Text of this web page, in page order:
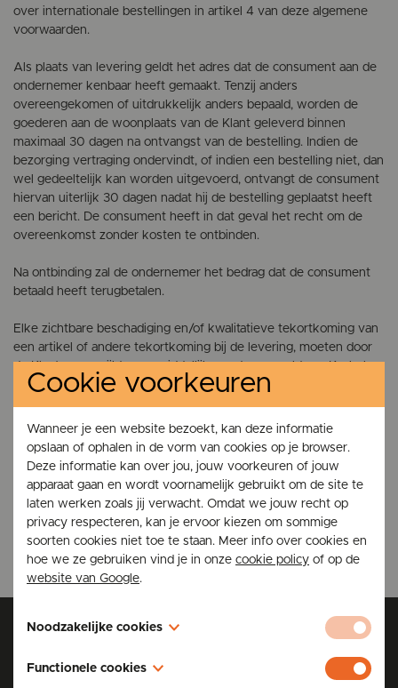
over internationale bestellingen in artikel 4 van deze algemene
voorwaarden.
Als plaats van levering geldt het adres dat de consument aan de
ondernemer kenbaar heeft gemaakt. Tenzij anders
overeengekomen of uitdrukkelijk anders bepaald, worden de
goederen aan de woonplaats van de Klant geleverd binnen
maximaal 30 dagen na ontvangst van de bestelling. Indien de
bezorging vertraging ondervindt, of indien een bestelling niet, dan
wel gedeeltelijk kan worden uitgevoerd, ontvangt de consument
hiervan uiterlijk 30 dagen nadat hij de bestelling geplaatst heeft
een bericht. De consument heeft in dat geval het recht om de
overeenkomst zonder kosten te ontbinden.
Na ontbinding zal de ondernemer het bedrag dat de consument
betaald heeft terugbetalen.
Elke zichtbare beschadiging en/of kwalitatieve tekortkoming van
een artikel of andere tekortkoming bij de levering, moeten door
TFE.
Het risico wegens verlies of beschadiging gaat over op de Klant
vanaf hij (of een door hem aangewezen derde partij, die niet de
vervoerder is) de goederen fysiek in bezit heeft gekregen. Het
risico gaat echter al over op de Klant bij levering aan de
vervoerder, als de vervoerder van de Klant de opdracht heeft
gekregen de goederen te vervoeren en deze keuze niet door
Kachels TFE was geboden.
Blijf op de hoogte van promoties & nieuws
Cookie voorkeuren
Wanneer je een website bezoekt, kan deze informatie
opslaan of ophalen in de vorm van cookies op je browser.
Deze informatie kan over jou, jouw voorkeuren of jouw
apparaat gaan en wordt voornamelijk gebruikt om de site te
laten werken zoals jij verwacht. Omdat we jouw recht op
privacy respecteren, kan je ervoor kiezen om sommige
soorten cookies niet toe te staan. Meer info over cookies en
hoe we ze gebruiken vind je in onze cookie policy of op de
website van Google.
Noodzakelijke cookies
Deze cookies zijn nodig voor de werking van de website en
kunnen niet worden uitgeschakeld in onze systemen. U kunt
Functionele cookies